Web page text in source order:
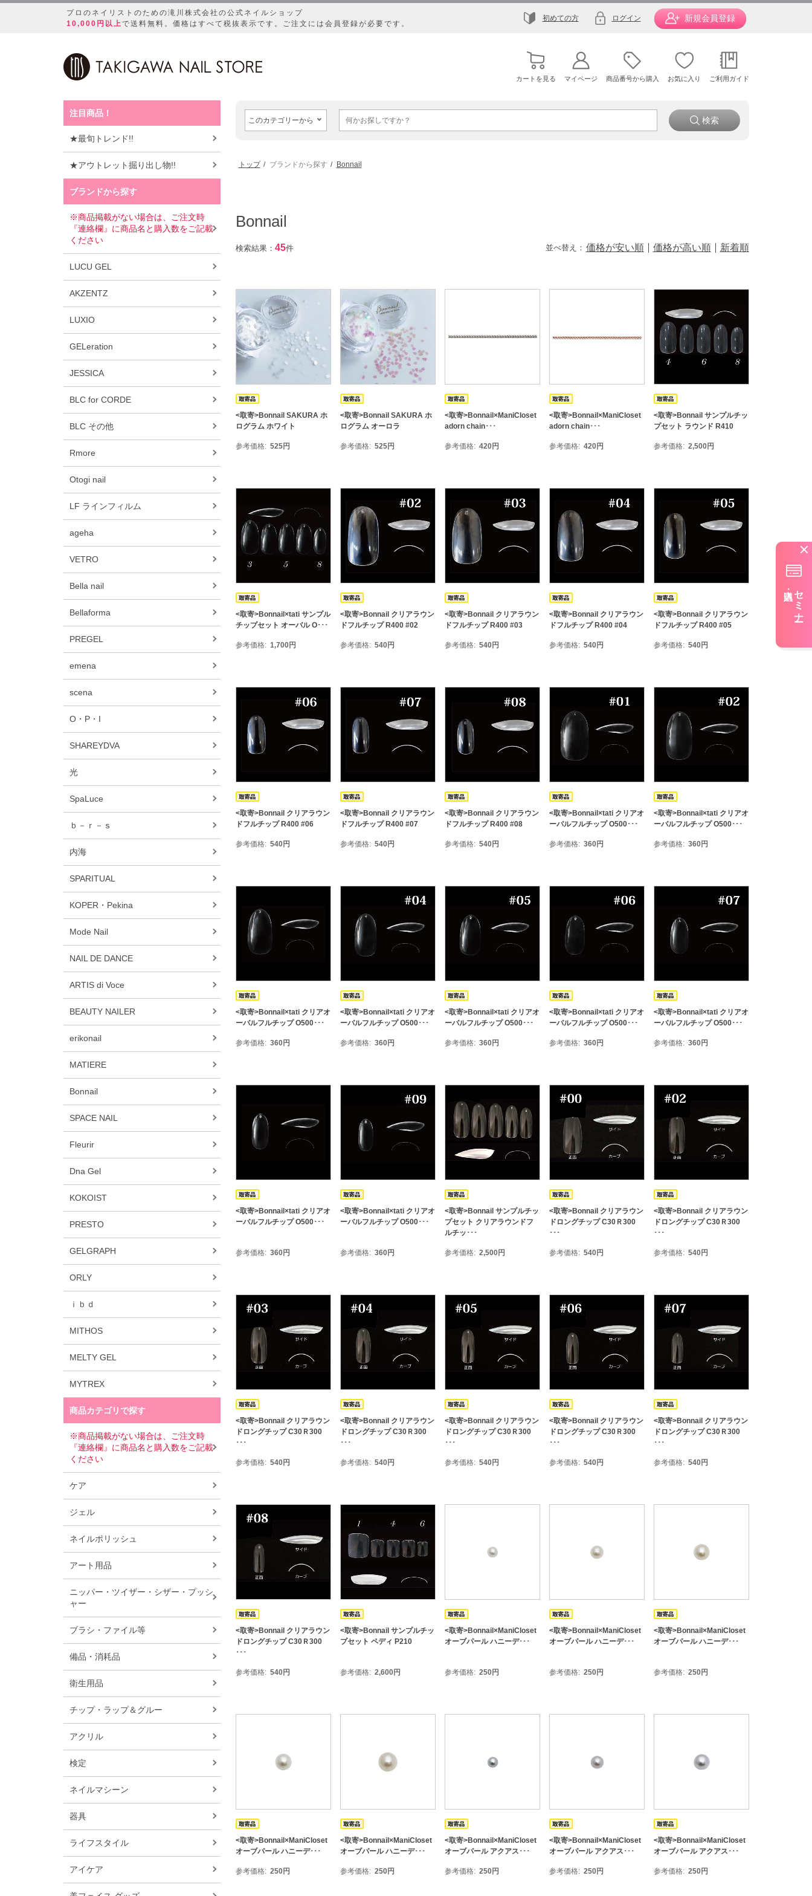
プロのネイリストのための滝川株式会社の公式ネイルショップ
10,000円以上で送料無料。価格はすべて税抜表示です。ご注文には会員登録が必要です。
初めての方 ログイン 新規会員登録
カートを見る マイページ 商品番号から購入 お気に入り ご利用ガイド
注目商品！
★最旬トレンド!!
★アウトレット掘り出し物!!
ブランドから探す
※商品掲載がない場合は、ご注文時
『連絡欄』に商品名と購入数をご記載
ください
LUCU GEL
AKZENTZ
LUXIO
GELeration
JESSICA
BLC for CORDE
BLC その他
Rmore
Otogi nail
LF ラインフィルム
ageha
VETRO
Bella nail
Bellaforma
PREGEL
emena
scena
O・P・I
SHAREYDVA
光
SpaLuce
ｂ－ｒ－ｓ
内海
SPARITUAL
KOPER・Pekina
Mode Nail
NAIL DE DANCE
ARTIS di Voce
BEAUTY NAILER
erikonail
MATIERE
Bonnail
SPACE NAIL
Fleurir
Dna Gel
KOKOIST
PRESTO
GELGRAPH
ORLY
ｉｂｄ
MITHOS
MELTY GEL
MYTREX
商品カテゴリで探す
※商品掲載がない場合は、ご注文時
『連絡欄』に商品名と購入数をご記載
ください
ケア
ジェル
ネイルポリッシュ
アート用品
ニッパー・ツイザー・シザー・プッシ
ャー
ブラシ・ファイル等
備品・消耗品
衛生用品
チップ・ラップ＆グルー
アクリル
検定
ネイルマシーン
器具
ライフスタイル
アイケア
トップ ブランドから探す Bonnail
Bonnail
検索結果： 45件 並べ替え： 価格が安い順 価格が高い順 新着順
<取寄>Bonnail SAKURA ホ
ログラム ホワイト
参考価格 525円
<取寄>Bonnail SAKURA ホ
ログラム オーロラ
参考価格 525円
<取寄>Bonnail×ManiCloset
adorn chain･･･
参考価格 420円
<取寄>Bonnail×ManiCloset
adorn chain･･･
参考価格 420円
<取寄>Bonnail サンプルチッ
プセット ラウンド R410
参考価格 2,500円
<取寄>Bonnail×tati サンプル
チップセット オーバル O･･･
参考価格 1,700円
<取寄>Bonnail クリアラウン
ドフルチップ R400 #02
参考価格 540円
<取寄>Bonnail クリアラウン
ドフルチップ R400 #03
参考価格 540円
<取寄>Bonnail クリアラウン
ドフルチップ R400 #04
参考価格 540円
<取寄>Bonnail クリアラウン
ドフルチップ R400 #05
参考価格 540円
<取寄>Bonnail クリアラウン
ドフルチップ R400 #06
参考価格 540円
<取寄>Bonnail クリアラウン
ドフルチップ R400 #07
参考価格 540円
<取寄>Bonnail クリアラウン
ドフルチップ R400 #08
参考価格 540円
<取寄>Bonnail×tati クリアオ
ーバルフルチップ O500･･･
参考価格 360円
<取寄>Bonnail×tati クリアオ
ーバルフルチップ O500･･･
参考価格 360円
<取寄>Bonnail×tati クリアオ
ーバルフルチップ O500･･･
参考価格 360円
<取寄>Bonnail×tati クリアオ
ーバルフルチップ O500･･･
参考価格 360円
<取寄>Bonnail×tati クリアオ
ーバルフルチップ O500･･･
参考価格 360円
<取寄>Bonnail×tati クリアオ
ーバルフルチップ O500･･･
参考価格 360円
<取寄>Bonnail×tati クリアオ
ーバルフルチップ O500･･･
参考価格 360円
<取寄>Bonnail×tati クリアオ
ーバルフルチップ O500･･･
参考価格 360円
<取寄>Bonnail×tati クリアオ
ーバルフルチップ O500･･･
参考価格 360円
<取寄>Bonnail サンプルチッ
プセット クリアラウンドフ
ルチッ･･･
参考価格 2,500円
<取寄>Bonnail クリアラウン
ドロングチップ C30Ｒ300
･･･
参考価格 540円
<取寄>Bonnail クリアラウン
ドロングチップ C30Ｒ300
･･･
参考価格 540円
<取寄>Bonnail クリアラウン
ドロングチップ C30Ｒ300
･･･
参考価格 540円
<取寄>Bonnail クリアラウン
ドロングチップ C30Ｒ300
･･･
参考価格 540円
<取寄>Bonnail クリアラウン
ドロングチップ C30Ｒ300
･･･
参考価格 540円
<取寄>Bonnail クリアラウン
ドロングチップ C30Ｒ300
･･･
参考価格 540円
<取寄>Bonnail クリアラウン
ドロングチップ C30Ｒ300
･･･
参考価格 540円
<取寄>Bonnail クリアラウン
ドロングチップ C30Ｒ300
･･･
参考価格 540円
<取寄>Bonnail サンプルチッ
プセット ペディ P210
参考価格 2,600円
<取寄>Bonnail×ManiCloset
オーブパール ハニーデ･･･
参考価格 250円
<取寄>Bonnail×ManiCloset
オーブパール ハニーデ･･･
参考価格 250円
<取寄>Bonnail×ManiCloset
オーブパール ハニーデ･･･
参考価格 250円
<取寄>Bonnail×ManiCloset
オーブパール ハニーデ･･･
参考価格 250円
<取寄>Bonnail×ManiCloset
オーブパール ハニーデ･･･
参考価格 250円
<取寄>Bonnail×ManiCloset
オーブパール アクアス･･･
参考価格 250円
<取寄>Bonnail×ManiCloset
オーブパール アクアス･･･
参考価格 250円
<取寄>Bonnail×ManiCloset
オーブパール アクアス･･･
参考価格 250円
セミナー